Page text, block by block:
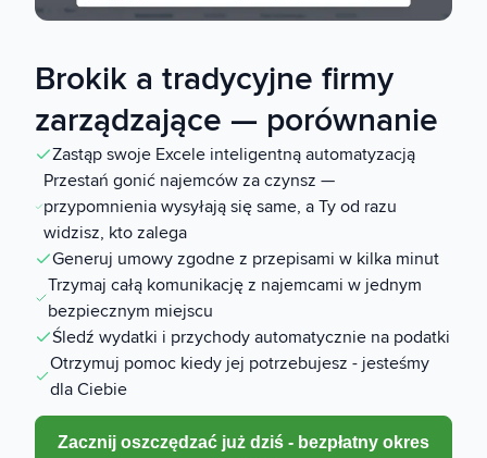
Brokik a tradycyjne firmy
zarządzające — porównanie
Zastąp swoje Excele inteligentną automatyzacją
Przestań gonić najemców za czynsz —
przypomnienia wysyłają się same, a Ty od razu
widzisz, kto zalega
Generuj umowy zgodne z przepisami w kilka minut
Trzymaj całą komunikację z najemcami w jednym
bezpiecznym miejscu
Śledź wydatki i przychody automatycznie na podatki
Otrzymuj pomoc kiedy jej potrzebujesz - jesteśmy
dla Ciebie
Zacznij oszczędzać już dziś - bezpłatny okres